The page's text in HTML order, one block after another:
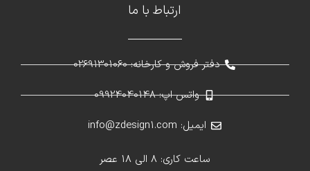
ارتباط با ما
دفتر فروش و کارخانه: 02691301060
واتس اپ: 09924040148
ایمیل: info@zdesign1.com
ساعت کاری: 8 الی 18 عصر